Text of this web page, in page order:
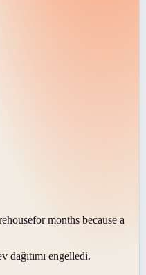
for months because a
dağıtımı engelledi.